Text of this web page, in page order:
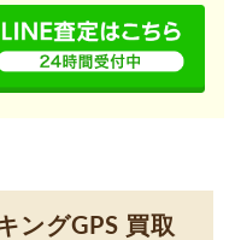
ングGPS 買取